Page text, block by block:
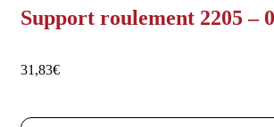
Support roulement 2205 –
31,83€